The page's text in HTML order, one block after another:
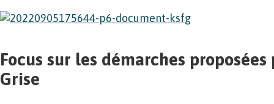
Focus sur les démarches
Grise